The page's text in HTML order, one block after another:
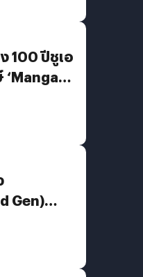
100 ปีชูเอ
‘Manga
Gen)